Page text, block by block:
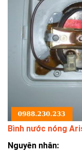
Bình nước nóng
Nguyên nhân: